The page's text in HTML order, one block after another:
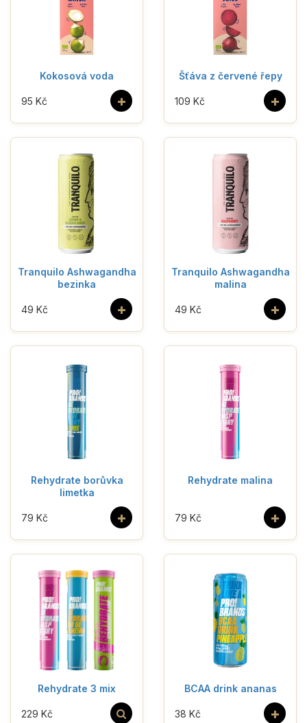
Kokosová voda
+
95 Kč
Šťáva z červené řepy
+
109 Kč
Tranquilo Ashwagandha
bezinka
+
49 Kč
Tranquilo Ashwagandha
malina
+
49 Kč
Rehydrate borůvka
limetka
+
79 Kč
Rehydrate malina
+
79 Kč
Rehydrate 3 mix
229 Kč
BCAA drink ananas
+
38 Kč